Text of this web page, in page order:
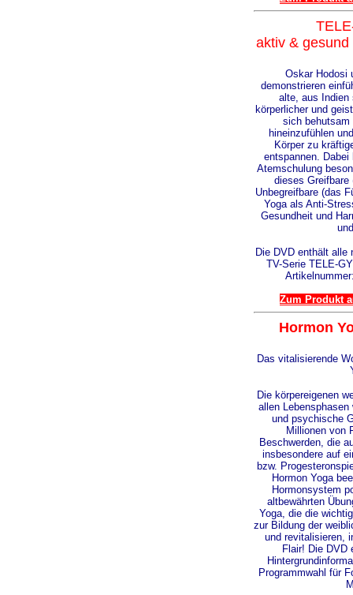
aktiv &
Oskar Hodosi
demonstrieren
alte, aus Indien
körperlicher und
sich behutsam
hineinzufühlen
Körper zu
entspannen.
Atemschulung
dieses Greifbare
Unbegreifbare (das
Yoga als Anti-
Gesundheit und
Die DVD enthält alle
TV-Serie TELE-
Zum Produkt
Hormon
Das vitalisierende
Die körpereigenen
allen
und psychische
Millionen von
Beschwerden, die
insbesondere auf
bzw.
Hormon Yoga
Hormonsystem
altbewährten
Yoga, die die
zur Bildung der
und revitalisieren,
Flair! Die DVD
Programmwahl für